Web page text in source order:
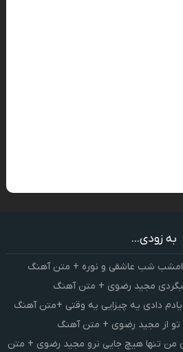
به زودی...
امشب شب عاشقی و نوره + متن آهنگ
مجید رضوی + متن آهنگ
دادی یه چیزایی یه وقتی +متن آهنگ
تو از مجید رضوی + متن آهنگ
من تنها هیچ جایی نرو مجید رضوی + متن